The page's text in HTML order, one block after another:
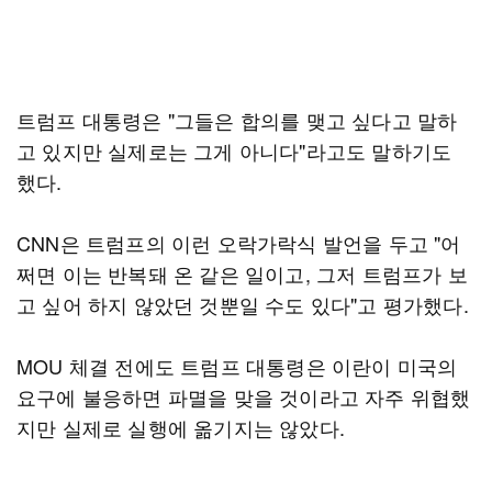
트럼프 대통령은 "그들은 합의를 맺고 싶다고 말하
고 있지만 실제로는 그게 아니다"라고도 말하기도
했다.
CNN은 트럼프의 이런 오락가락식 발언을 두고 "어
쩌면 이는 반복돼 온 같은 일이고, 그저 트럼프가 보
고 싶어 하지 않았던 것뿐일 수도 있다"고 평가했다.
MOU 체결 전에도 트럼프 대통령은 이란이 미국의
요구에 불응하면 파멸을 맞을 것이라고 자주 위협했
지만 실제로 실행에 옮기지는 않았다.